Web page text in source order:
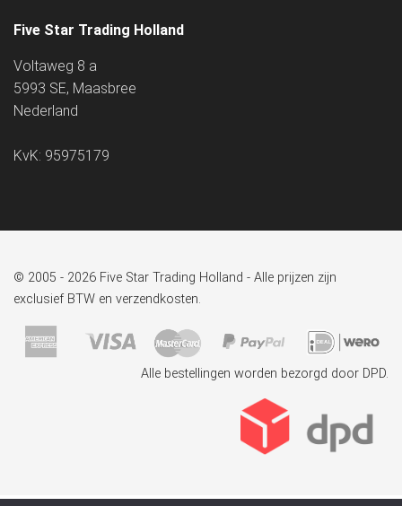
Five Star Trading Holland
Voltaweg 8 a
5993 SE, Maasbree
Nederland
KvK: 95975179
© 2005 - 2026 Five Star Trading Holland - Alle prijzen zijn
exclusief BTW en verzendkosten.
Alle bestellingen worden bezorgd door DPD.